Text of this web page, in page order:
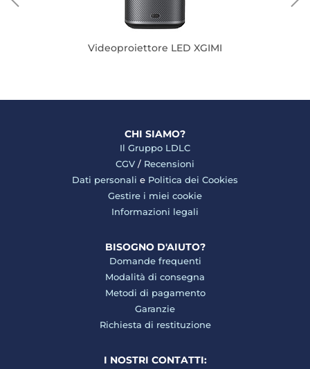
Videoproiettore LED XGIMI
CHI SIAMO?
Il Gruppo LDLC
CGV / Recensioni
Dati personali e Politica dei Cookies
Gestire i miei cookie
Informazioni legali
BISOGNO D'AIUTO?
Domande frequenti
Modalità di consegna
Metodi di pagamento
Garanzie
Richiesta di restituzione
I NOSTRI CONTATTI: